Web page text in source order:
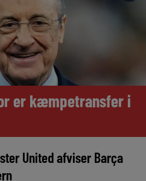
er kæmpetransfer i
United afviser Barça